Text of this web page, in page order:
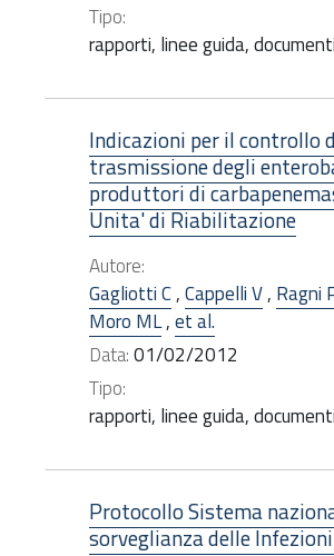
Tipo:
rapporti, linee guida,
Indicazioni per il controllo
trasmissione degli
produttori di
Unita' di Riabilitazione
Autore:
Gagliotti C,Cappelli V, Ragni
Moro ML,et al.
Data:01/02/2012
Tipo:
rapporti, linee guida,
Protocollo Sistema
sorveglianza delle